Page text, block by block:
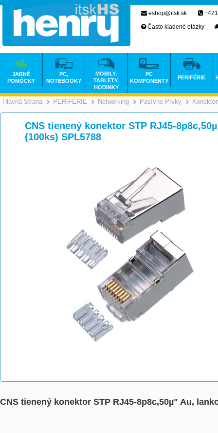
Hlavná Strana >
PERIFÉRIE >
Networking >
Pasívne Prvky
CNS tienený konektor STP RJ45-
(100ks) SPL5788
CNS tienený konektor STP RJ45-8p8c,50µ" Au,
eshop@itsk.sk
Často kladené otázky
JARNÉ
POMÔCKY
PC,
NOTEBOOKY
MOBILY,
TABLETY,
HODINKY
PC
KOMPONENTY
PERIFÉRIE